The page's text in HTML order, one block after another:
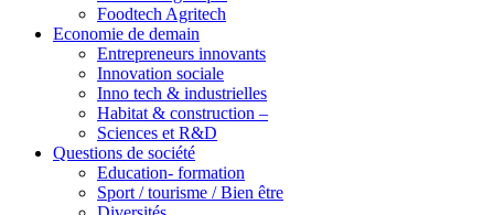
Foodtech Agritech
Economie de demain
Entrepreneurs innovants
Innovation sociale
Inno tech & industrielles
Habitat & construction –
Sciences et R&D
Questions de société
Education- formation
Sport / tourisme / Bien être